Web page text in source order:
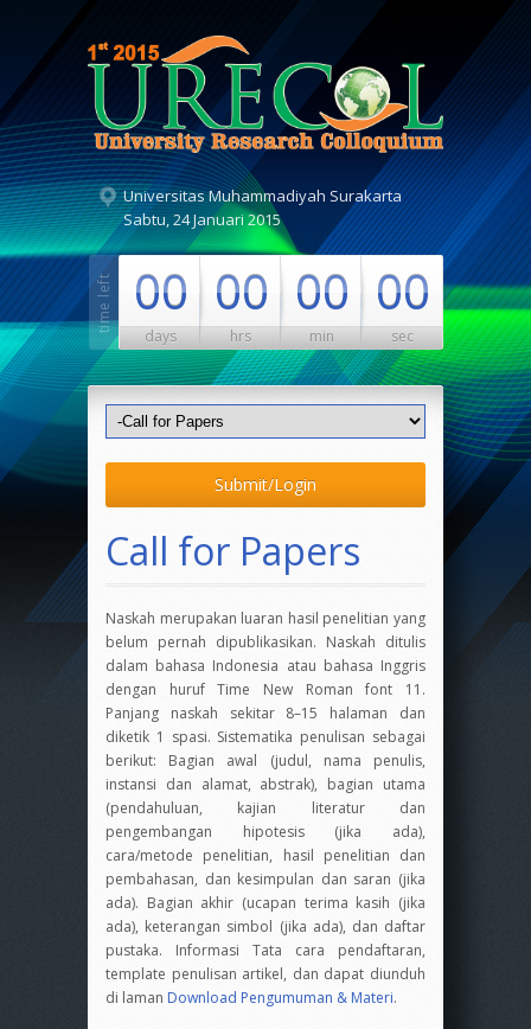
Universitas Muhammadiyah Surakarta
Sabtu, 24 Januari 2015
00
days
00
hrs
00
min
00
sec
Submit/Login
Call for Papers
Naskah merupakan luaran hasil penelitian yang
belum pernah dipublikasikan. Naskah ditulis
dalam bahasa Indonesia atau bahasa Inggris
dengan huruf Time New Roman font 11.
Panjang naskah sekitar 8–15 halaman dan
diketik 1 spasi. Sistematika penulisan sebagai
berikut: Bagian awal (judul, nama penulis,
instansi dan alamat, abstrak), bagian utama
(pendahuluan, kajian literatur dan
pengembangan hipotesis (jika ada),
cara/metode penelitian, hasil penelitian dan
pembahasan, dan kesimpulan dan saran (jika
ada). Bagian akhir (ucapan terima kasih (jika
ada), keterangan simbol (jika ada), dan daftar
pustaka. Informasi Tata cara pendaftaran,
template penulisan artikel, dan dapat diunduh
di laman Download Pengumuman & Materi.